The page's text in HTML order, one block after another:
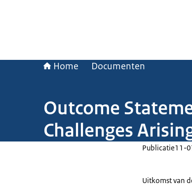
Home Documenten
Outcome
Challenges
Publicatie11-
Uitkomst van